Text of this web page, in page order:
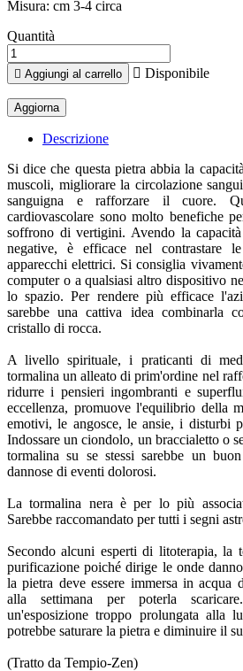
Misura: cm 3-4 circa
Quantità
 Aggiungi al carrello  Disponibile
Descrizione
Si dice che questa pietra abbia la
muscoli, migliorare la circolazione
sanguigna e rafforzare il cuore.
cardiovascolare sono molto benefiche
soffrono di vertigini. Avendo la
negative, è efficace nel contrastare
apparecchi elettrici. Si consiglia
computer o a qualsiasi altro dispositivo
lo spazio. Per rendere più efficace
sarebbe una cattiva idea combinarla
cristallo di rocca.
A livello spirituale, i praticanti di
tormalina un alleato di prim'ordine nel
ridurre i pensieri ingombranti e
eccellenza, promuove l'equilibrio della
emotivi, le angosce, le ansie, i disturbi
Indossare un ciondolo, un braccialetto o
tormalina su se stessi sarebbe un
dannose di eventi dolorosi.
La tormalina nera è per lo più
Sarebbe raccomandato per tutti i segni
Secondo alcuni esperti di litoterapia, la
purificazione poiché dirige le onde
la pietra deve essere immersa in acqua
alla settimana per poterla
un'esposizione troppo prolungata alla
potrebbe saturare la pietra e diminuire il
(Tratto da Tempio-Zen)